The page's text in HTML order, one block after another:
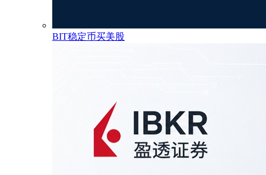
BIT稳定币买美股